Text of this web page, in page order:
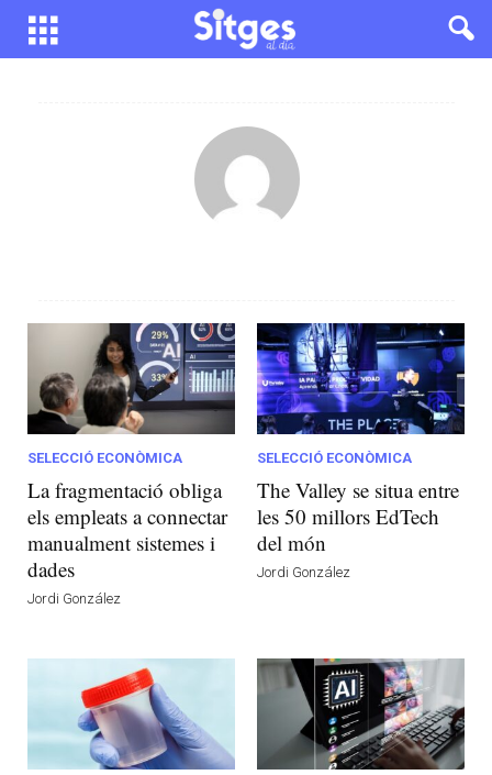
SELECCIÓ ECONÒMICA
La fragmentació obliga
els empleats a connectar
manualment sistemes i
dades
Jordi González
SELECCIÓ ECONÒMICA
The Valley se situa entre
les 50 millors EdTech
del món
Jordi González